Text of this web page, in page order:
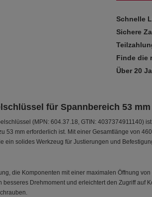
Schnelle
Sichere
Finde die
Über 20
für Spannbereich 53
(MPN: 604.37.18, GTIN: 4037374911140)
53 mm erforderlich ist. Mit einer Gesamtlänge von
ein solides Werkzeug für Justierungen und
die Komponenten mit einer maximalen Öffnung
besseres Drehmoment und erleichtert den Zugriff